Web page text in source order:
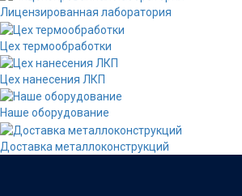
Лицензированная лаборатория
Цех термообработки
Цех нанесения ЛКП
Наше оборудование
Доставка металлоконструкций